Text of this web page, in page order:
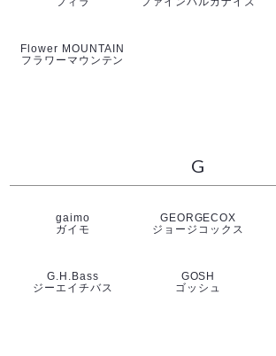
Flower MOUNTAIN
フラワーマウンテン
G
gaimo
ガイモ
GEORGECOX
ジョージコックス
G.H.Bass
ジーエイチバス
GOSH
ゴッシュ